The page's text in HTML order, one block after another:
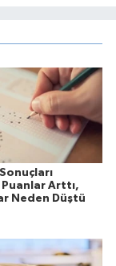
Puanlar Arttı,
Neden Düştü